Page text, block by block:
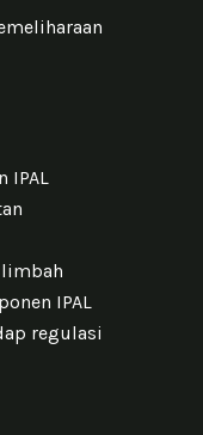
IPAL
IPAL
regulasi